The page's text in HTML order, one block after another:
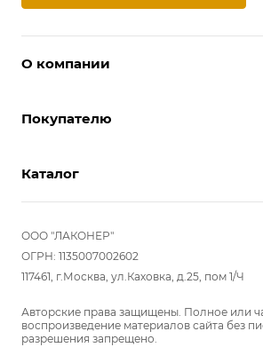
О компании
Условия работы
Отзывы
Вопрос-ответ
Покупателю
Вызвать дизайнера
Реализованные проекты
Комплектуем шкаф-купе
Каталог
Шкафы
Прихожие
Гостиные
Гардеробные
Детские
Кухни
ООО "ЛАКОНЕР"
ОГРН: 1135007002602
117461, г.Москва, ул.Каховка, д.25, пом 1/Ч
Авторские права защищены. Полное или
воспроизведение материалов сайта без
разрешения запрещено.